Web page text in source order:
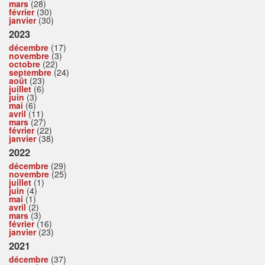
mars(28)
février(30)
janvier(30)
2023
décembre (17)
novembre (3)
octobre (22)
septembre (24)
août (23)
juillet(6)
juin (3)
mai (6)
avril(11)
mars(27)
février(22)
janvier(38)
2022
décembre (29)
novembre (25)
juillet (1)
juin (4)
mai (1)
avril(2)
mars(3)
février(16)
janvier(23)
2021
décembre (37)